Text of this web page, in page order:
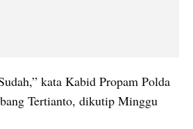
kata Kabid Propam Polda
Tertianto, dikutip Minggu